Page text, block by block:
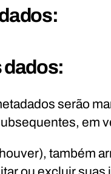
dados:
serão
em
também
ou excluir